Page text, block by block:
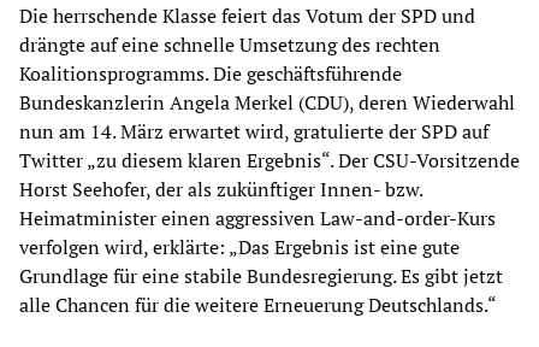
Die herrschende Klasse feiert das Votum der SPD und
drängte auf eine schnelle Umsetzung des rechten
Koalitionsprogramms. Die geschäftsführende
Bundeskanzlerin Angela Merkel (CDU), deren Wiederwahl
nun am 14. März erwartet wird, gratulierte der SPD auf
Twitter „zu diesem klaren Ergebnis“. Der CSU-Vorsitzende
Horst Seehofer, der als zukünftiger Innen- bzw.
Heimatminister einen aggressiven Law-and-order-Kurs
verfolgen wird, erklärte: „Das Ergebnis ist eine gute
Grundlage für eine stabile Bundesregierung. Es gibt jetzt
alle Chancen für die weitere Erneuerung Deutschlands.“